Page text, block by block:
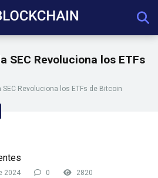
SEC Revoluciona los ETFs
SEC Revoluciona los ETFs de Bitcoin
2024 0 2820